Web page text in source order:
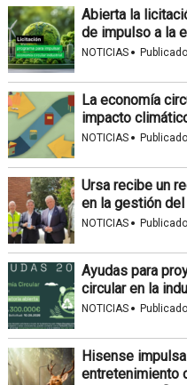
Abierta la
de impulso a la
NOTICIAS ·
La economía
impacto
NOTICIAS ·
Ursa recibe un
en la gestión
NOTICIAS ·
Ayudas para
circular en la
NOTICIAS ·
Hisense
entretenimiento